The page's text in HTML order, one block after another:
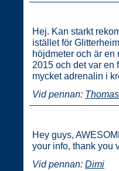
Hej. Kan starkt
istället för
höjdmeter och är
2015 och det var en
mycket adrenalin i
Vid pennan: Thomas
Hey guys,
your info, thank you
Vid pennan: Dimi